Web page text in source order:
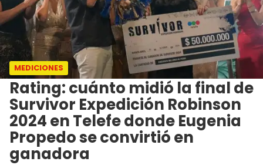
MEDICIONES
Rating: cuánto midió la final de
Survivor Expedición Robinson
2024 en Telefe donde Eugenia
Propedo se convirtió en
ganadora